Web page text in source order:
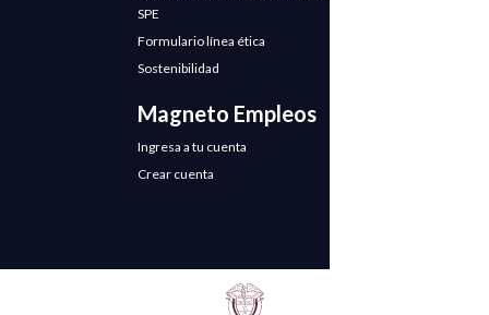
SPE
Formulario línea ética
Sostenibilidad
Magneto Empleos
Ingresa a tu cuenta
Crear cuenta